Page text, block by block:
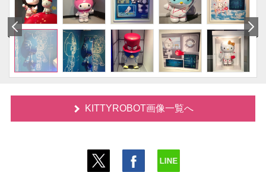
KITTYROBOT画像一覧へ